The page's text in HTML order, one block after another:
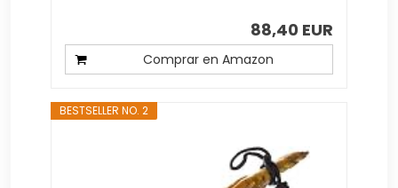
88,40 EUR
Comprar en Amazon
BESTSELLER NO. 2